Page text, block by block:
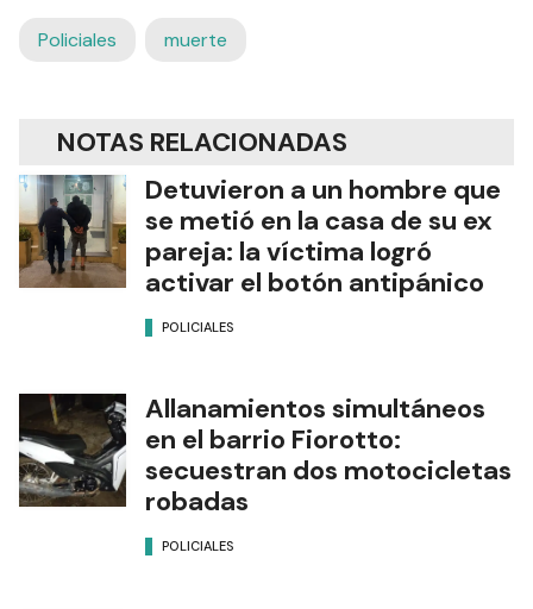
Policiales muerte
NOTAS RELACIONADAS
Detuvieron a un hombre que
se metió en la casa de su ex
pareja: la víctima logró
activar el botón antipánico
POLICIALES
Allanamientos simultáneos
en el barrio Fiorotto:
secuestran dos motocicletas
robadas
POLICIALES